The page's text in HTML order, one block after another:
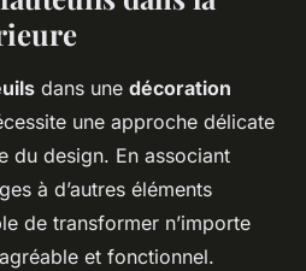
dans une décoration
une approche délicate
du design. En associant
à d’autres éléments
de transformer n’importe
et fonctionnel.